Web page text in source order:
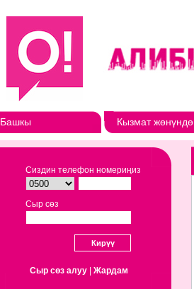
Башкы Кызмат жөнүндө
Сиздин телефон номериңиз
Сыр сөз
Сыр сөз алуу| Жардам